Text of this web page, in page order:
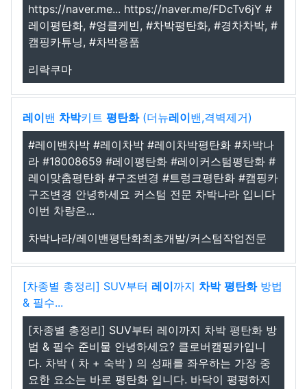
https://naver.me... https://naver.me/FDcTv6jY #
레이평탄화, #엉클케빈, #차박평탄화, #경차차박, #
캠핑카튜닝, #차박용품
리락쿠마
레이밴 차박키트 평탄화(더뉴레이밴,격벽제거)
#레이밴차박 #레이차박 #레이차박평탄화 #차박나
라 #18008659 #레이평탄화 #레이커스텀평탄화 #
레이맞춤평탄화 #구조변경 #트렁크평탄화 #캠핑카
구조변경 안녕하세요 커스텀 전문 차박나라 입니다
이번 차량은...
차박나라/레이밴평탄화최초개발/커스텀작업전문
[차종별 총정리] SUV부터 레이까지 차박 평탄화방법
& 필수...
[차종별 총정리] SUV부터 레이까지 차박 평탄화 방
법 & 필수 준비물 안녕하세요? 클로버캠핑카입니
다. 차박 ( 차 + 숙박 ) 의 성패를 좌우하는 가장 중
요한 요소는 바로 평탄화 입니다. 바닥이 평평하지